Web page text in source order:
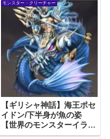
モンスター・クリーチャー
【ギリシャ神話】海王ポセ
イドン/下半身が魚の姿
【世界のモンスターイラス
ト】